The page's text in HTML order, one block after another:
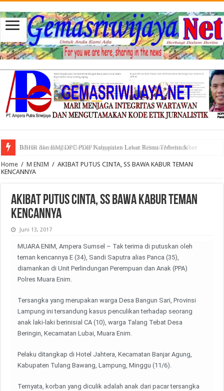
BBHR dan BMI DPC PDIP Kabupaten Lahat Resmi Terbentuk
Home / M ENIM / AKIBAT PUTUS CINTA, SS BAWA KABUR TEMAN
KENCANNYA
AKIBAT PUTUS CINTA, SS BAWA KABUR TEMAN
KENCANNYA
Juni 13, 2017
MUARA ENIM, Ampera Sumsel – Tak terima di putuskan oleh
teman kencannya E (34), Sandi Saputra alias Panca (35),
diamankan di Unit Perlindungan Perempuan dan Anak (PPA)
Polres Muara Enim.
Tersangka yang merupakan warga Desa Bangun Sari, Provinsi
Lampung ini tersandung kasus penculikan terhadap seorang
anak laki-laki berinisial CA (10), warga Talang Tebat Desa
Beringin, Kecamatan Lubai, Muara Enim.
Pelaku ditangkap di Hotel Jahtera, Kecamatan Banjar Agung,
Kabupaten Tulang Bawang, Lampung, Minggu (11/6).
Ternyata, korban yang diculik adalah anak dari pacar tersangka